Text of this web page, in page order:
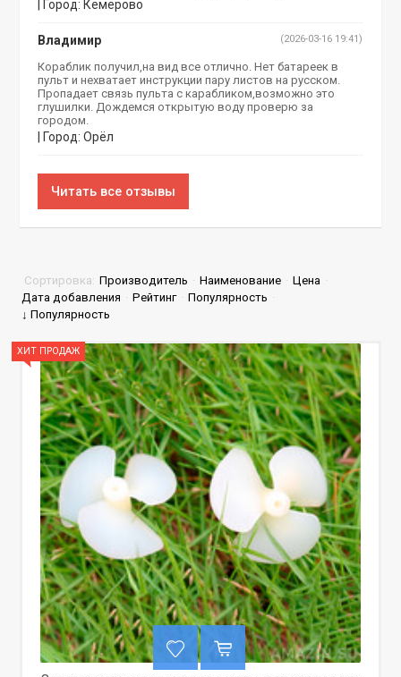
| Город: Кемерово
Владимир (2026-03-16 19:41)
Кораблик получил,на вид все отлично. Нет батареек в
пульт и нехватает инструкции пару листов на русском.
Пропадает связь пульта с карабликом,возможно это
глушилки. Дождемся открытую воду проверю за
городом.
| Город: Орёл
Читать все отзывы
Сортировка: Производитель · Наименование · Цена ·
Дата добавления · Рейтинг · Популярность ·
↓ Популярность
ХИТ ПРОДАЖ